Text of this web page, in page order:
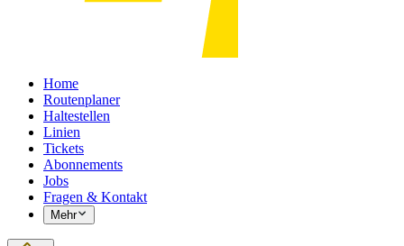
Home
Routenplaner
Haltestellen
Linien
Tickets
Abonnements
Jobs
Fragen & Kontakt
Mehr